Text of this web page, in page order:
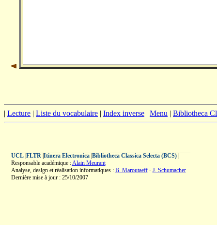
| Lecture | Liste du vocabulaire | Index inverse | Menu | Bibliotheca
UCL| FLTR| Itinera Electronica| Bibliotheca Classica Selecta (BCS)|
Responsable académique :Alain Meurant
Analyse, design et réalisation informatiques : B. Maroutaeff- J. Schumacher
Dernière mise à jour : 25/10/2007